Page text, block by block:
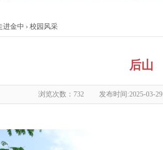
进金中 › 校园风采
后山
浏览次数： 732 发布时间:2025-03-29